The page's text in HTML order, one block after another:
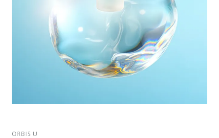
ORBIS U